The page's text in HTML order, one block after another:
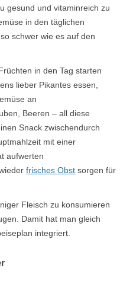
gesund und vitaminreich zu
in den täglichen
schwer wie es auf den
in den Tag starten
lieber Pikantes essen,
an
Beeren – all diese
Snack zwischendurch
mit einer
aufwerten
frisches Obst sorgen für
Fleisch zu konsumieren
Damit hat man gleich
integriert.